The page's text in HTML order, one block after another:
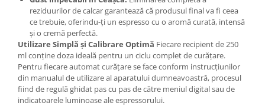
reziduurilor de calcar garantează că produsul final va fi ceea
ce trebuie, oferindu-ți un espresso cu o aromă curată, intensă
și o cremă perfectă.
Utilizare Simplă și Calibrare Optimă Fiecare recipient de 250
ml conține doza ideală pentru un ciclu complet de curățare.
Pentru fiecare automat curățare se face conform instrucțiunilor
din manualul de utilizare al aparatului dumneavoastră, procesul
fiind de regulă ghidat pas cu pas de către meniul digital sau de
indicatoarele luminoase ale espressorului.